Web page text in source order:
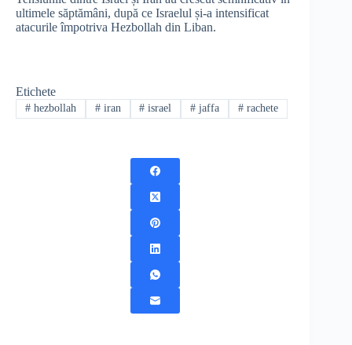
ultimele săptămâni, după ce Israelul și-a intensificat
atacurile împotriva Hezbollah din Liban.
Etichete
#hezbollah #iran # israel # jaffa # rachete